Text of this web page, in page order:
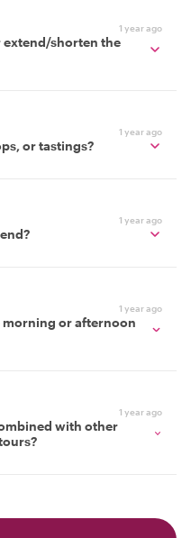
1 year ago
extend/shorten the
1 year ago
or tastings?
1 year ago
1 year ago
morning or afternoon
1 year ago
with other